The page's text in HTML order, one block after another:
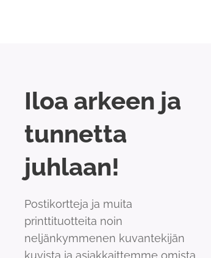
Iloa arkeen ja
tunnetta
juhlaan!
Postikortteja ja muita
printtituotteita noin
neljänkymmenen kuvantekijän
kuvista ja asiakkaittemme omista